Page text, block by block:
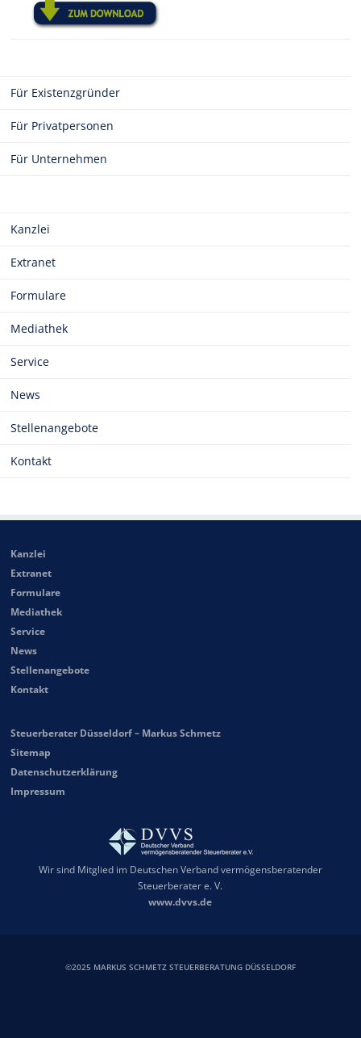
Für Existenzgründer
Für Privatpersonen
Für Unternehmen
Kanzlei
Extranet
Formulare
Mediathek
Service
News
Stellenangebote
Kontakt
Kanzlei
Extranet
Formulare
Mediathek
Service
News
Stellenangebote
Kontakt
Steuerberater Düsseldorf – Markus Schmetz
Sitemap
Datenschutzerklärung
Impressum
Wir sind Mitglied im Deutschen Verband vermögensberatender
Steuerberater e. V.
www.dvvs.de
©2025 MARKUS SCHMETZ STEUERBERATUNG DÜSSELDORF